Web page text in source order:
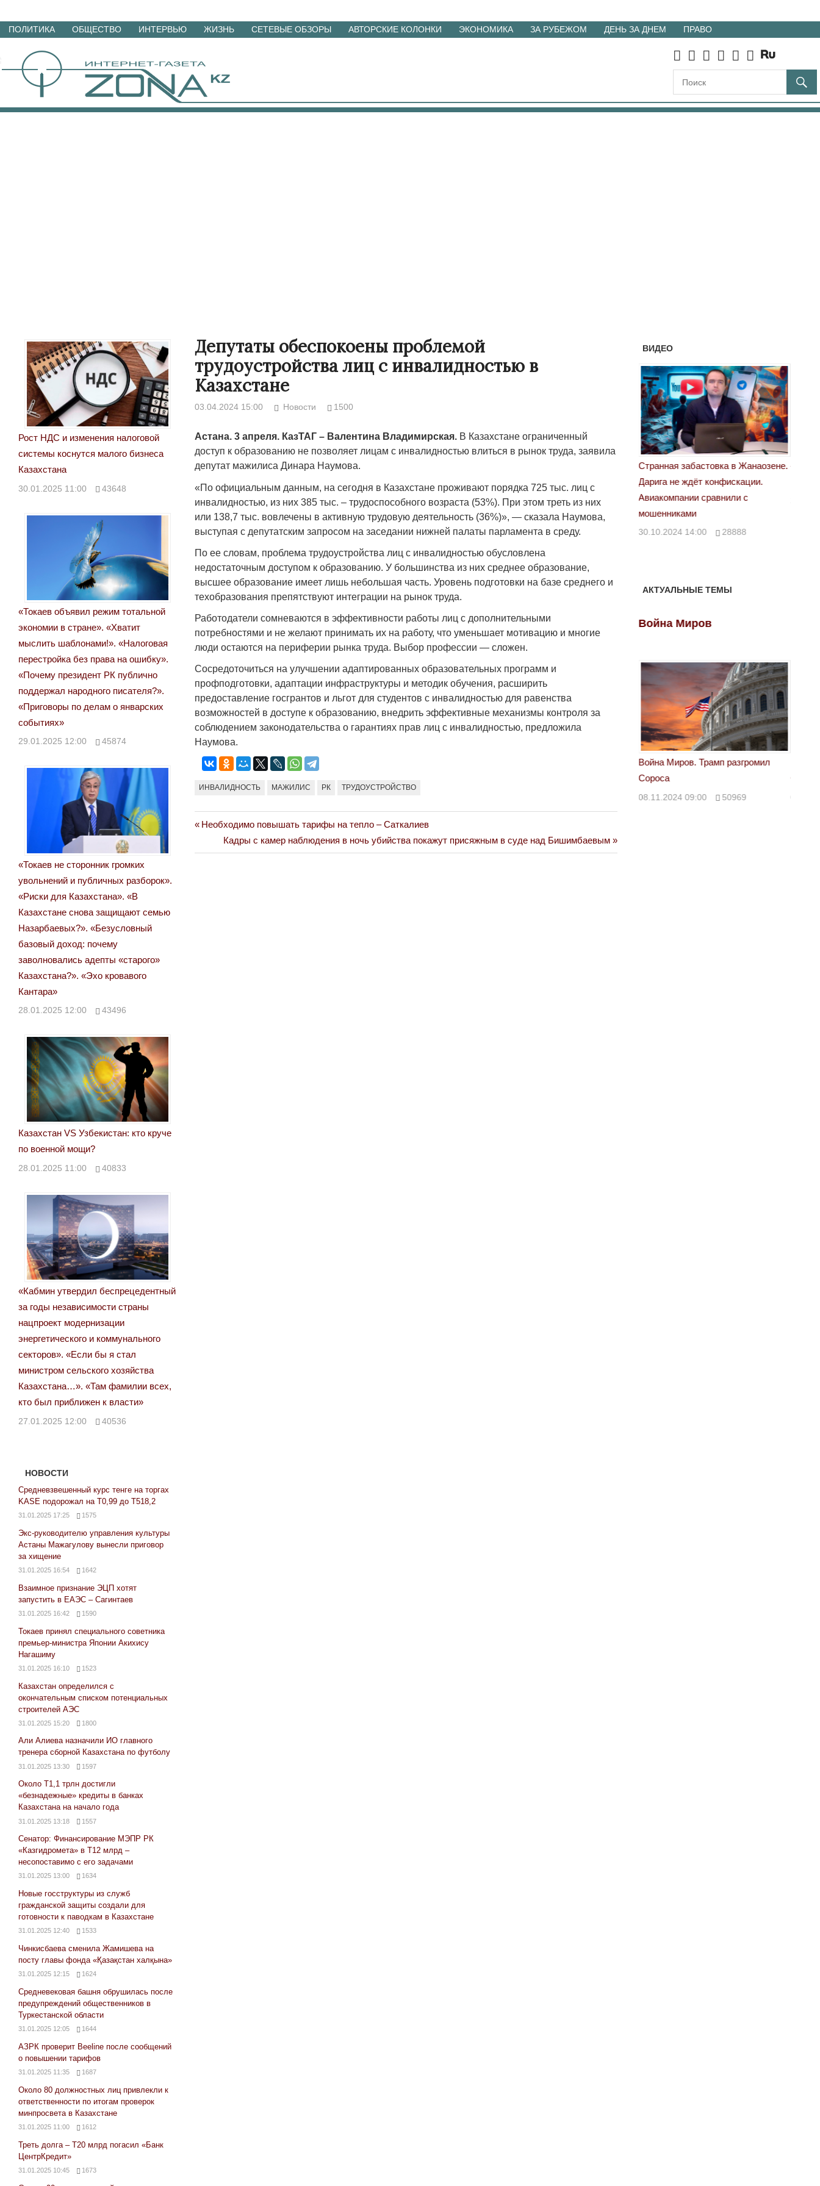
Перейти
материалам
ПОЛИТИКА ОБЩЕСТВО ИНТЕРВЬЮ ЖИЗНЬ СЕТЕВЫЕ ОБЗОРЫ АВТОРСКИЕ КОЛОНКИ ЭКОНОМИКА ЗА РУБЕЖОМ ДЕНЬ ЗА ДНЕМ ПРАВО
Депутаты обеспокоены проблемой
трудоустройства лиц с инвалидностью в
Казахстане
03.04.2024 15:00 Новости 1500
Астана. 3 апреля. КазТАГ – Валентина Владимирская. В Казахстане ограниченный
доступ к образованию не позволяет лицам с инвалидностью влиться в рынок труда, заявила
депутат мажилиса Динара Наумова.
«По официальным данным, на сегодня в Казахстане проживают порядка 725 тыс. лиц с
инвалидностью, из них 385 тыс. – трудоспособного возраста (53%). При этом треть из них
или 138,7 тыс. вовлечены в активную трудовую деятельность (36%)», — сказала Наумова,
выступая с депутатским запросом на заседании нижней палаты парламента в среду.
По ее словам, проблема трудоустройства лиц с инвалидностью обусловлена
недостаточным доступом к образованию. У большинства из них среднее образование,
высшее образование имеет лишь небольшая часть. Уровень подготовки на базе среднего и
техобразования препятствуют интеграции на рынок труда.
Работодатели сомневаются в эффективности работы лиц с дополнительными
потребностями и не желают принимать их на работу, что уменьшает мотивацию и многие
люди остаются на периферии рынка труда. Выбор профессии — сложен.
Сосредоточиться на улучшении адаптированных образовательных программ и
профподготовки, адаптации инфраструктуры и методик обучения, расширить
предоставление госгрантов и льгот для студентов с инвалидностью для равенства
возможностей в доступе к образованию, внедрить эффективные механизмы контроля за
соблюдением законодательства о гарантиях прав лиц с инвалидностью, предложила
Наумова.
ИНВАЛИДНОСТЬ МАЖИЛИС РК ТРУДОУСТРОЙСТВО
Навигация
по
Previous
Необходимо повышать тарифы на тепло – Саткалиев
Next
Post:
Кадры с камер наблюдения в ночь убийства покажут присяжным в суде над Бишимбаевым
Рост НДС и изменения налоговой
системы коснутся малого бизнеса
Казахстана
30.01.2025 11:00 43648
«Токаев объявил режим тотальной
экономии в стране». «Хватит
мыслить шаблонами!». «Налоговая
перестройка без права на ошибку».
«Почему президент РК публично
поддержал народного писателя?».
«Приговоры по делам о январских
событиях»
29.01.2025 12:00 45874
«Токаев не сторонник громких
увольнений и публичных разборок».
«Риски для Казахстана». «В
Казахстане снова защищают семью
Назарбаевых?». «Безусловный
базовый доход: почему
заволновались адепты «старого»
Казахстана?». «Эхо кровавого
Кантара»
28.01.2025 12:00 43496
Казахстан VS Узбекистан: кто круче
по военной мощи?
28.01.2025 11:00 40833
«Кабмин утвердил беспрецедентный
за годы независимости страны
нацпроект модернизации
энергетического и коммунального
секторов». «Если бы я стал
министром сельского хозяйства
Казахстана…». «Там фамилии всех,
кто был приближен к власти»
27.01.2025 12:00 40536
НОВОСТИ
Средневзвешенный курс тенге на торгах
KASE подорожал на Т0,99 до Т518,2
31.01.2025 17:25 1575
Экс-руководителю управления культуры
Астаны Мажагулову вынесли приговор
за хищение
31.01.2025 16:54 1642
Взаимное признание ЭЦП хотят
запустить в ЕАЭС – Сагинтаев
31.01.2025 16:42 1590
Токаев принял специального советника
премьер-министра Японии Акихису
Нагашиму
31.01.2025 16:10 1523
Казахстан определился с
окончательным списком потенциальных
строителей АЭС
31.01.2025 15:20 1800
Али Алиева назначили ИО главного
тренера сборной Казахстана по футболу
31.01.2025 13:30 1597
Около Т1,1 трлн достигли
«безнадежные» кредиты в банках
Казахстана на начало года
31.01.2025 13:18 1557
Сенатор: Финансирование МЭПР РК
«Казгидромета» в Т12 млрд –
несопоставимо с его задачами
31.01.2025 13:00 1634
Новые госструктуры из служб
гражданской защиты создали для
готовности к паводкам в Казахстане
31.01.2025 12:40 1533
Чинкисбаева сменила Жамишева на
посту главы фонда «Қазақстан халқына»
31.01.2025 12:15 1624
Средневековая башня обрушилась после
предупреждений общественников в
Туркестанской области
31.01.2025 12:05 1644
АЗРК проверит Beeline после сообщений
о повышении тарифов
31.01.2025 11:35 1687
Около 80 должностных лиц привлекли к
ответственности по итогам проверок
минпросвета в Казахстане
31.01.2025 11:00 1612
Треть долга – Т20 млрд погасил «Банк
ЦентрКредит»
31.01.2025 10:45 1673
ВИДЕО
Народ выбрал свет
17.10.2024 17:00 29972
Дарига не ждёт конфискации.
Авиакомпании сравнили с
мошенниками
30.10.2024 14:00 28888
«Новый Казахстан не говорит всей
правды»
29.10.2024 09:00 39623
АКТУАЛЬНЫЕ ТЕМЫ
Война Миров Война Миров
Война Миров. Трамп разгромил
Сороса
08.11.2024 09:00 50969